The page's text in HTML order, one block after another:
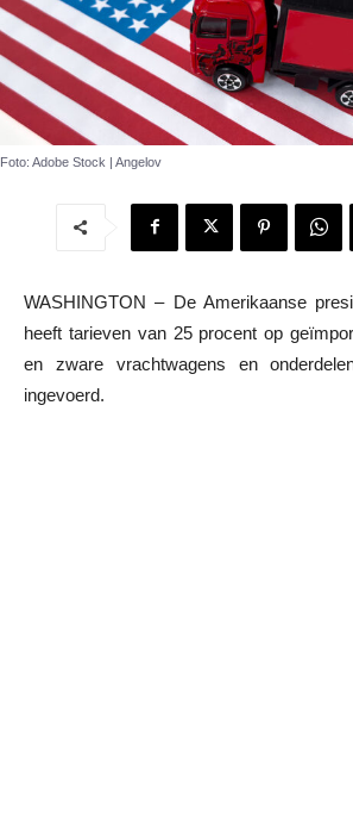
Foto: Adobe Stock | Angelov
WASHINGTON – De Amerikaanse
heeft tarieven van 25 procent op
en zware vrachtwagens en
ingevoerd.